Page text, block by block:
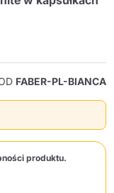
FABER-PL-BIANCA
produktu.